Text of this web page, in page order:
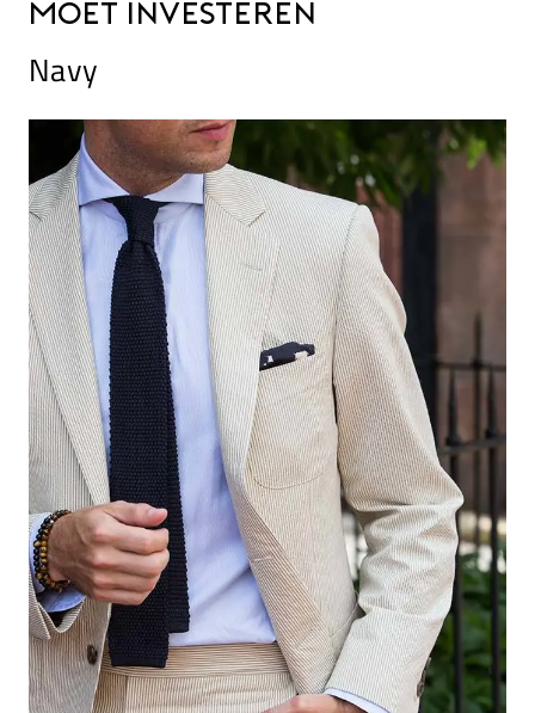
moet investeren
Navy